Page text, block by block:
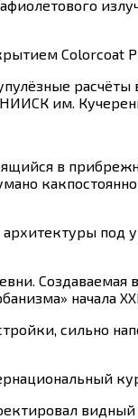
Colorcoat
расчёты
им.
в
под
начала
сильно